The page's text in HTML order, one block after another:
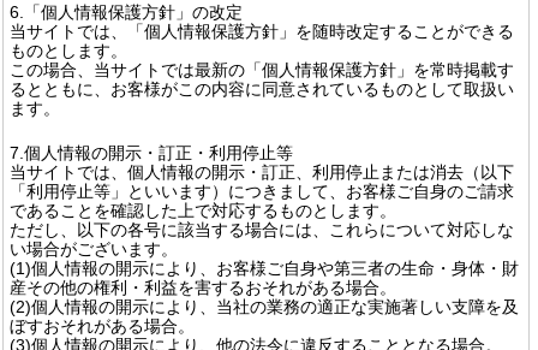
6.「個人情報保護方針」の改定
当サイトでは、「個人情報保護方針」を随時改定することができる
ものとします。
この場合、当サイトでは最新の「個人情報保護方針」を常時掲載す
るとともに、お客様がこの内容に同意されているものとして取扱い
ます。
7.個人情報の開示・訂正・利用停止等
当サイトでは、個人情報の開示・訂正、利用停止または消去（以下
「利用停止等」といいます）につきまして、お客様ご自身のご請求
であることを確認した上で対応するものとします。
ただし、以下の各号に該当する場合には、これらについて対応しな
い場合がございます。
(1)個人情報の開示により、お客様ご自身や第三者の生命・身体・財
産その他の権利・利益を害するおそれがある場合。
(2)個人情報の開示により、当社の業務の適正な実施著しい支障を及
ぼすおそれがある場合。
(3)個人情報の開示により、他の法令に違反することとなる場合。